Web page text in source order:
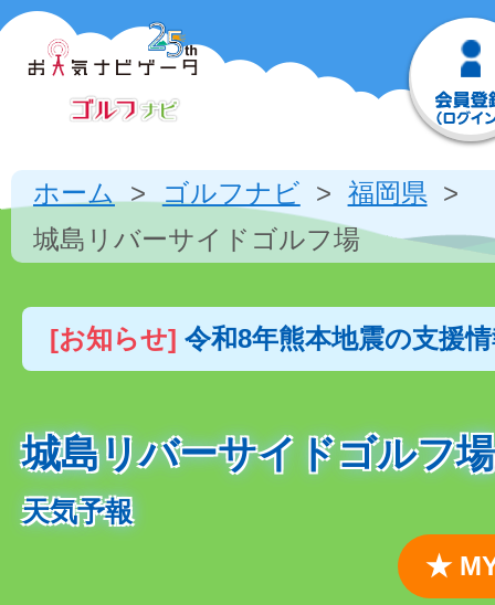
ホーム ゴルフナビ
福岡県
城島リバーサイドゴルフ場
[お知らせ] 令和8年熊本地震の支援
城島リバーサイドゴルフ場
天気予報
★